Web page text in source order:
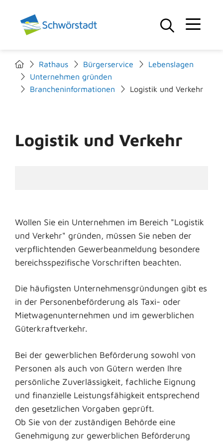
Rathaus Bürgerservice
Lebenslagen
Unternehmen gründen
Brancheninformationen
Logistik und Verkehr
Logistik und Verkehr
Wollen Sie ein Unternehmen im Bereich "Logistik
und Verkehr" gründen, müssen Sie neben der
verpflichtenden Gewerbeanmeldung besondere
bereichsspezifische Vorschriften beachten.
Die häufigsten Unternehmensgründungen gibt es
in der Personenbeförderung als Taxi- oder
Mietwagenunternehmen und im gewerblichen
Güterkraftverkehr.
Bei der gewerblichen Beförderung sowohl von
Personen als auch von Gütern werden Ihre
persönliche Zuverlässigkeit, fachliche Eignung
und finanzielle Leistungsfähigkeit entsprechend
den gesetzlichen Vorgaben geprüft.
Ob Sie von der zuständigen Behörde eine
Genehmigung zur gewerblichen Beförderung